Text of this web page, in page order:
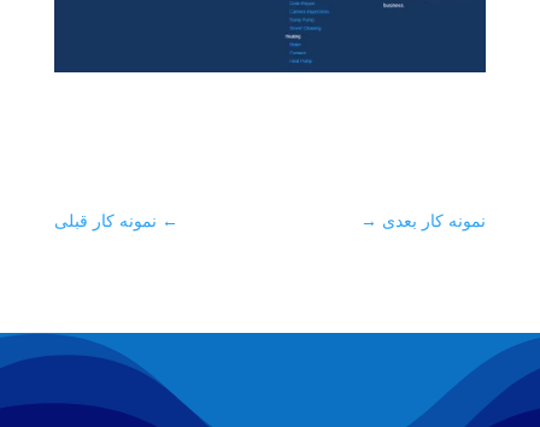
← نمونه کار قبلی نمونه کار بعدی →